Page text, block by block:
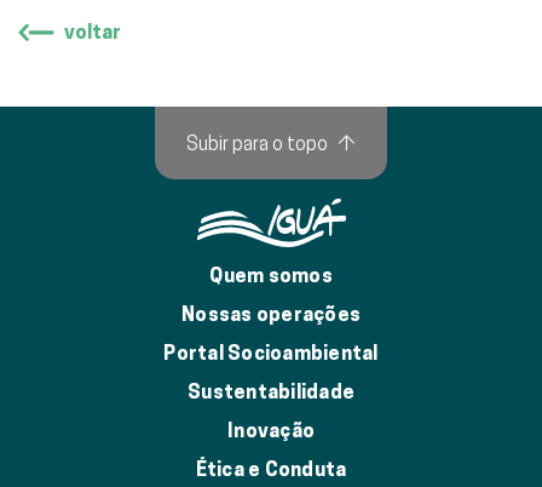
voltar
Quem somos
Nossas operações
Portal Socioambiental
Sustentabilidade
Inovação
Ética e Conduta
Subir para o topo ↑